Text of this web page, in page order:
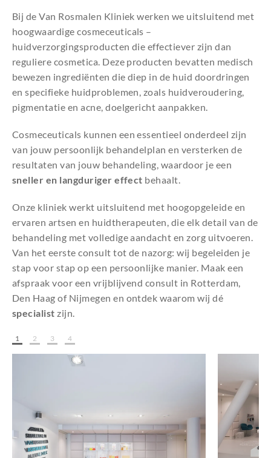
Bij de Van Rosmalen Kliniek werken we uitsluitend met
hoogwaardige cosmeceuticals –
huidverzorgingsproducten die effectiever zijn dan
reguliere cosmetica. Deze producten bevatten medisch
bewezen ingrediënten die diep in de huid doordringen
en specifieke huidproblemen, zoals huidveroudering,
pigmentatie en acne, doelgericht aanpakken.
Cosmeceuticals kunnen een essentieel onderdeel zijn
van jouw persoonlijk behandelplan en versterken de
resultaten van jouw behandeling, waardoor je een
sneller en langduriger effect behaalt.
Onze kliniek werkt uitsluitend met hoogopgeleide en
ervaren artsen en huidtherapeuten, die elk detail van de
behandeling met volledige aandacht en zorg uitvoeren.
Van het eerste consult tot de nazorg: wij begeleiden je
stap voor stap op een persoonlijke manier. Maak een
afspraak voor een vrijblijvend consult in Rotterdam,
Den Haag of Nijmegen en ontdek waarom wij dé
specialist zijn.
1 2 3 4